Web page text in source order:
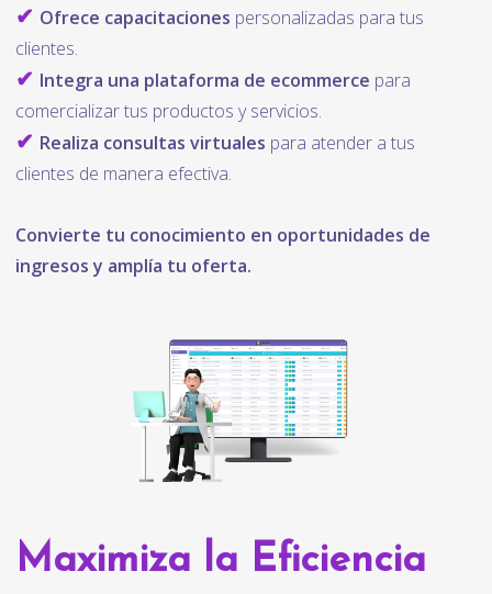
✔ Ofrece capacitaciones personalizadas para tus
clientes.
✔ Integra una plataforma de ecommerce para
comercializar tus productos y servicios.
✔ Realiza consultas virtuales para atender a tus
clientes de manera efectiva.
Convierte tu conocimiento en oportunidades de
ingresos y amplía tu oferta.
Maximiza la Eficiencia